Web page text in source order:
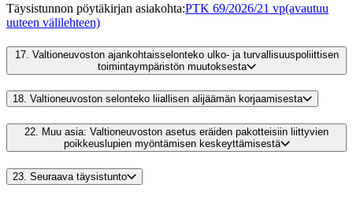
Täysistunnon pöytäkirjan asiakohta:PTK 69/2026/21 vp(avautuu
uuteen välilehteen)
17. Valtioneuvoston ajankohtaisselonteko ulko- ja turvallisuuspoliittisen
toimintaympäristön muutoksesta
18. Valtioneuvoston selonteko liiallisen alijäämän korjaamisesta
22. Muu asia: Valtioneuvoston asetus eräiden pakotteisiin liittyvien
poikkeuslupien myöntämisen keskeyttämisestä
23. Seuraava täysistunto